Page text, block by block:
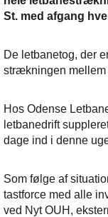
St. med afgang
De letbanetog, der
strækningen mellem
Hos Odense
letbanedrift
dage ind i denne
Som følge af
tastforce med alle
ved Nyt OUH,